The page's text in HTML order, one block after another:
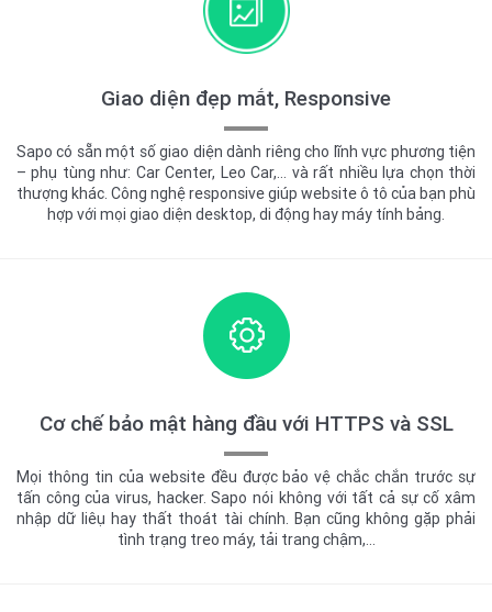
Giao diện đẹp mắt, Responsive
Sapo có sẵn một số giao diện dành riêng cho lĩnh vực phương tiện
– phụ tùng như: Car Center, Leo Car,… và rất nhiều lựa chọn thời
thượng khác. Công nghệ responsive giúp website ô tô của bạn phù
hợp với mọi giao diện desktop, di động hay máy tính bảng.
Cơ chế bảo mật hàng đầu với HTTPS và SSL
Mọi thông tin của website đều được bảo vệ chắc chắn trước sự
tấn công của virus, hacker. Sapo nói không với tất cả sự cố xâm
nhập dữ liêụ hay thất thoát tài chính. Bạn cũng không gặp phải
tình trạng treo máy, tải trang chậm,…